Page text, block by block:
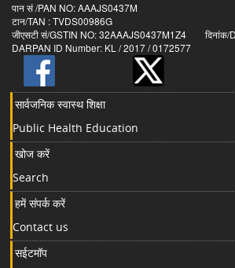
पान सं /PAN NO: AAAJS0437M
टान/TAN : TVDS00986G
जीएसटी सं/GSTIN NO: 32AAAJS0437M1Z4 दिनांक/
DARPAN ID Number: KL / 2017 / 0172577
सार्वजनिक स्वास्थ शिक्षा
Public Health Education
खोज करें
Search
हमें संपर्क करें
Contact us
सईटमॉप